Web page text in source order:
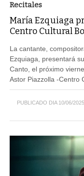
Recitales
María Ezquiaga
Centro Cultural
La cantante,
Ezquiaga, presentará
Canto, el próximo
Astor Piazzolla -Centro
PUBLICADO DIA 10/06/